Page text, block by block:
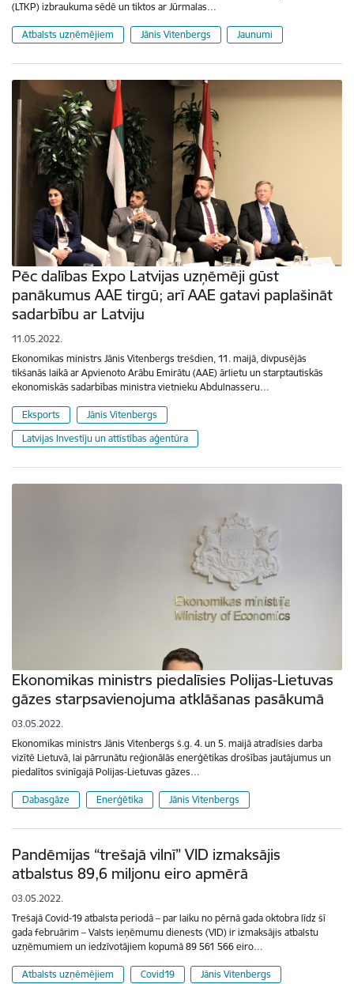
(LTKP) izbraukuma sēdē un tiktos ar Jūrmalas…
Atbalsts uzņēmējiem Jānis Vitenbergs Jaunumi
Pēc dalības Expo Latvijas uzņēmēji gūst
panākumus AAE tirgū; arī AAE gatavi paplašināt
sadarbību ar Latviju
11.05.2022.
Ekonomikas ministrs Jānis Vitenbergs trešdien, 11. maijā, divpusējās
tikšanās laikā ar Apvienoto Arābu Emirātu (AAE) ārlietu un starptautiskās
ekonomiskās sadarbības ministra vietnieku Abdulnasseru…
Eksports
Jānis Vitenbergs
Latvijas Investīju un attīstības aģentūra
Ekonomikas ministrs piedalīsies Polijas-Lietuvas
gāzes starpsavienojuma atklāšanas pasākumā
03.05.2022.
Ekonomikas ministrs Jānis Vitenbergs š.g. 4. un 5. maijā atradīsies darba
vizītē Lietuvā, lai pārrunātu reģionālās enerģētikas drošības jautājumus un
piedalītos svinīgajā Polijas-Lietuvas gāzes…
Dabasgāze Enerģētika Jānis Vitenbergs
Pandēmijas “trešajā vilnī” VID izmaksājis
atbalstus 89,6 miljonu eiro apmērā
03.05.2022.
Trešajā Covid-19 atbalsta periodā – par laiku no pērnā gada oktobra līdz šī
gada februārim – Valsts ieņēmumu dienests (VID) ir izmaksājis atbalstu
uzņēmumiem un iedzīvotājiem kopumā 89 561 566 eiro…
Atbalsts uzņēmējiem Covid19 Jānis Vitenbergs